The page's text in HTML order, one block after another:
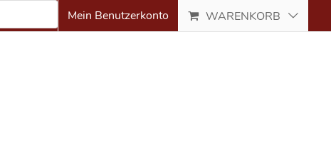
Mein Benutzerkonto WARENKORB